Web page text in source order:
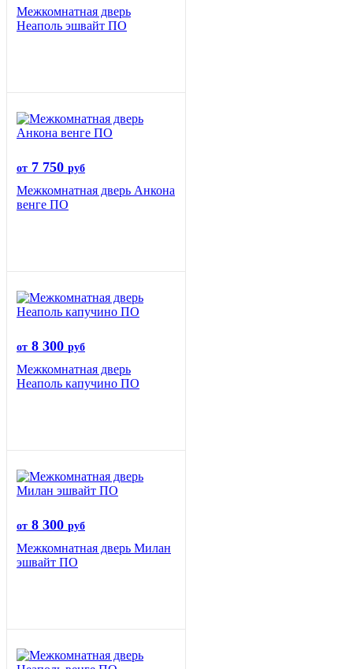
Межкомнатная дверь
Неаполь эшвайт ПО
от 7 750 руб
Межкомнатная дверь Анкона
венге ПО
от 8 300 руб
Межкомнатная дверь
Неаполь капучино ПО
от 8 300 руб
Межкомнатная дверь Милан
эшвайт ПО